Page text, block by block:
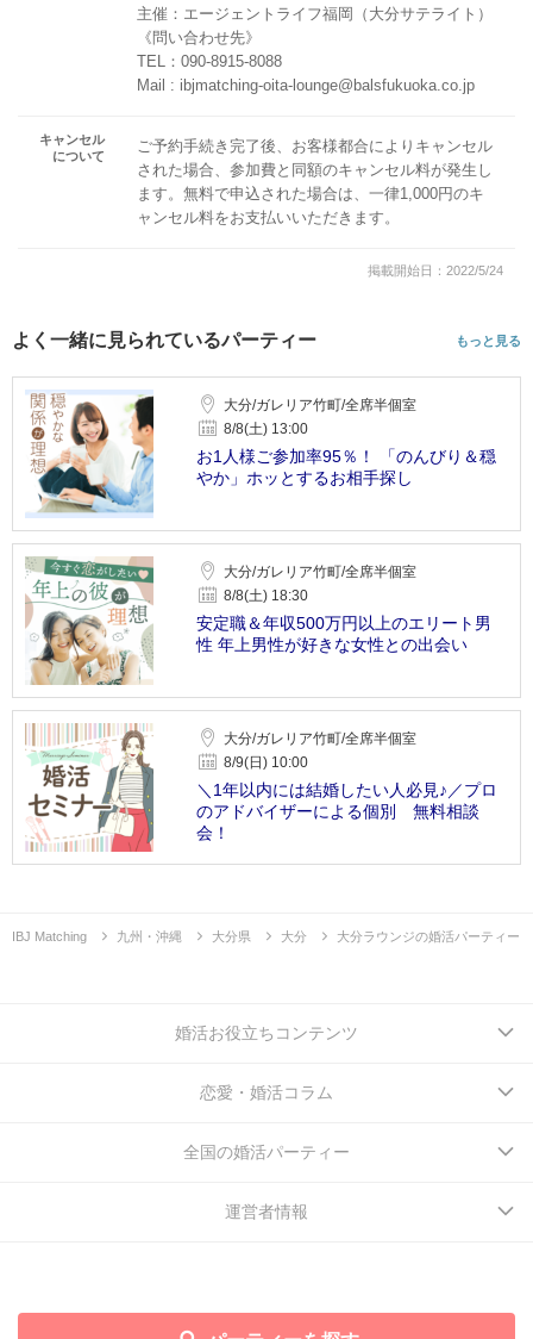
主催：エージェントライフ福岡（大分サテライト）
《問い合わせ先》
TEL：090-8915-8088
Mail : ibjmatching-oita-lounge@balsfukuoka.co.jp
キャンセル
について
ご予約手続き完了後、お客様都合によりキャンセル
された場合、参加費と同額のキャンセル料が発生し
ます。無料で申込された場合は、一律1,000円のキ
ャンセル料をお支払いいただきます。
掲載開始日：2022/5/24
よく一緒に見られているパーティー もっと見る
大分/ガレリア竹町/全席半個室
8/8(土) 13:00
お1人様ご参加率95％！ 「のんびり＆穏
やか」ホッとするお相手探し
大分/ガレリア竹町/全席半個室
8/8(土) 18:30
安定職＆年収500万円以上のエリート男
性 年上男性が好きな女性との出会い
大分/ガレリア竹町/全席半個室
8/9(日) 10:00
＼1年以内には結婚したい人必見♪／プロ
のアドバイザーによる個別 無料相談
会！
IBJ Matching 九州・沖縄 大分県 大分 大分ラウンジの婚活パーティー
婚活お役立ちコンテンツ
恋愛・婚活コラム
全国の婚活パーティー
運営者情報